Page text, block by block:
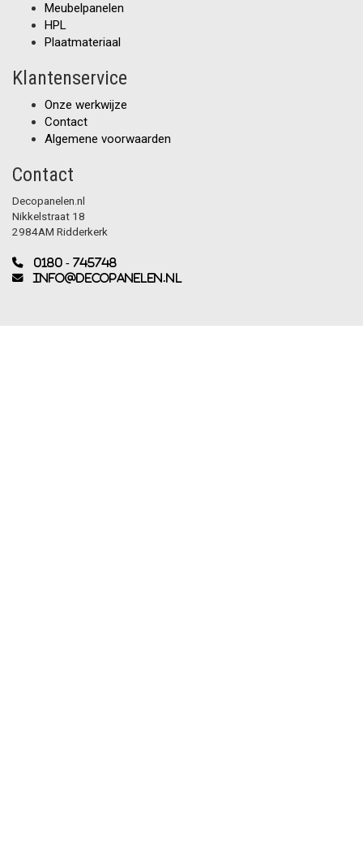
Meubelpanelen
HPL
Plaatmateriaal
Klantenservice
Onze werkwijze
Contact
Algemene voorwaarden
Contact
Decopanelen.nl
Nikkelstraat 18
2984AM Ridderkerk
0180 - 745748
info@decopanelen.nl